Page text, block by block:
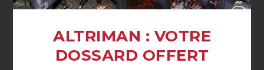
ALTRIMAN : VOTRE